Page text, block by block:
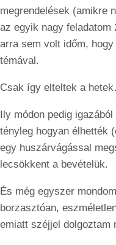
megrendelések (amikre
az egyik nagy feladatom
arra sem volt időm,
témával.
Csak így elteltek a
Ily módon pedig
tényleg hogyan élhették
egy huszárvágással
lecsökkent a bevételük.
És még egyszer
borzasztóan,
emiatt széjjel